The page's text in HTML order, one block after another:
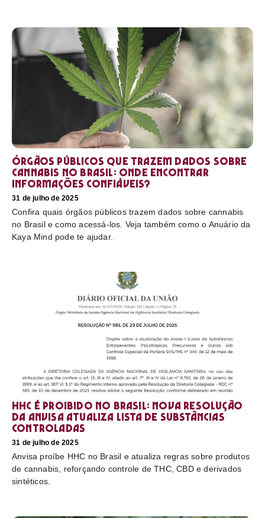
Órgãos públicos que trazem dados sobre
cannabis no Brasil: onde encontrar
informações confiáveis?
31 de julho de 2025
Confira quais órgãos públicos trazem dados sobre cannabis
no Brasil e como acessá-los. Veja também como o Anuário da
Kaya Mind pode te ajudar.
HHC é proibido no Brasil: nova resolução
da Anvisa atualiza lista de substâncias
controladas
31 de julho de 2025
Anvisa proíbe HHC no Brasil e atualiza regras sobre produtos
de cannabis, reforçando controle de THC, CBD e derivados
sintéticos.